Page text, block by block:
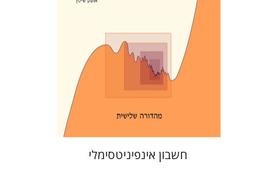
הנחת אתר ספר אלקטרוני
$28
חשבון אינפיניטסימלי